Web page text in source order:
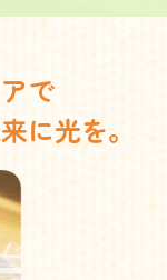
で
に光を。